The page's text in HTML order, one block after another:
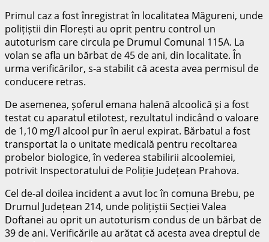
Primul caz a fost înregistrat în localitatea Măgureni, unde
polițiștii din Florești au oprit pentru control un
autoturism care circula pe Drumul Comunal 115A. La
volan se afla un bărbat de 45 de ani, din localitate. În
urma verificărilor, s-a stabilit că acesta avea permisul de
conducere retras.
De asemenea, șoferul emana halenă alcoolică și a fost
testat cu aparatul etilotest, rezultatul indicând o valoare
de 1,10 mg/l alcool pur în aerul expirat. Bărbatul a fost
transportat la o unitate medicală pentru recoltarea
probelor biologice, în vederea stabilirii alcoolemiei,
potrivit Inspectoratului de Poliție Județean Prahova.
Cel de-al doilea incident a avut loc în comuna Brebu, pe
Drumul Județean 214, unde polițiștii Secției Valea
Doftanei au oprit un autoturism condus de un bărbat de
39 de ani. Verificările au arătat că acesta avea dreptul de